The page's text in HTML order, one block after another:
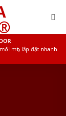
mọt, lắp đặt nhanh